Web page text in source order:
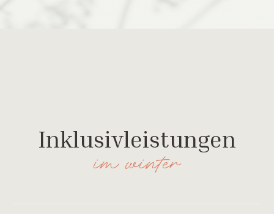
Inklusivleistungen
im winter